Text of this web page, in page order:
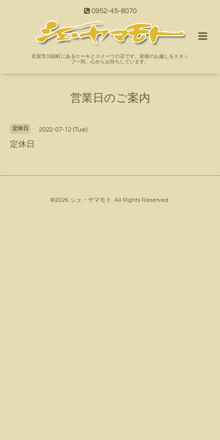
0952-45-8070
佐賀市川副町にあるケーキとスイーツの店です。皆様のお越しをスタッ
フ一同、心からお待ちしています。
営業日のご案内
定休日 2022-07-12 (Tue)
定休日
©2026 シェ・ヤマモト . All Rights Reserved.